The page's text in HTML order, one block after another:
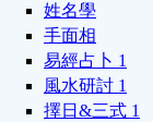
姓名學
手面相
易經占卜 1
風水研討 1
擇日&三式 1